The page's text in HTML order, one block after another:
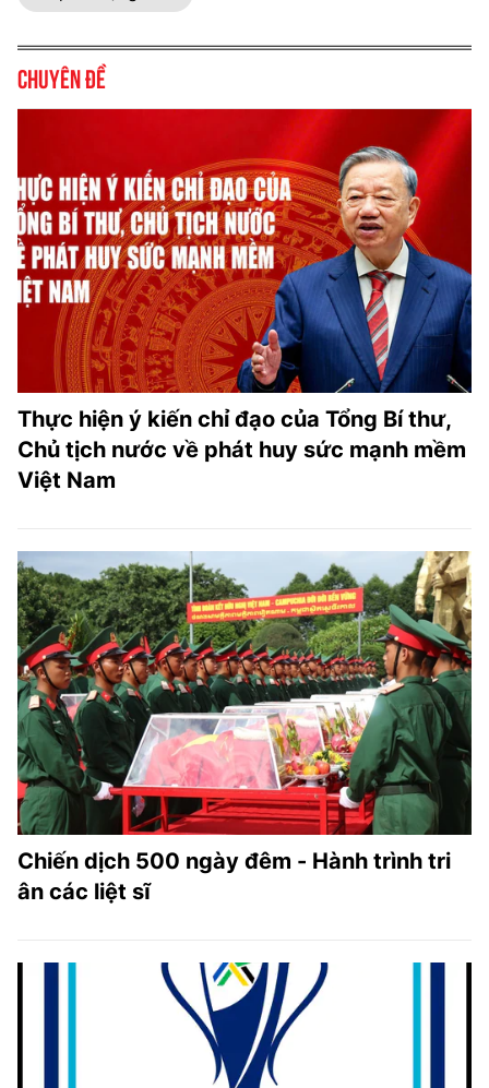
Chuyên đề
Thực hiện ý kiến chỉ đạo của Tổng Bí thư,
Chủ tịch nước về phát huy sức mạnh mềm
Việt Nam
Chiến dịch 500 ngày đêm - Hành trình tri
ân các liệt sĩ